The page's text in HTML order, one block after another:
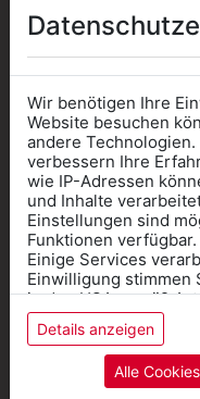
3878840
HANGSCHLOSS
40MM
€ 6,90
Wir benötigen Ihre
Website besuchen
andere
verbessern Ihre
wie IP-Adressen
und Inhalte
Einstellungen sind
Funktionen verfügbar.
Einige Services
Einwilligung stimmen
in den USA gemäß
stuft die USA als
ein, und es besteht
Daten ohne
Details anzeigen
Alle
Kleidung
für die
Online Shop:
Kategorie und
AnprobeVorort